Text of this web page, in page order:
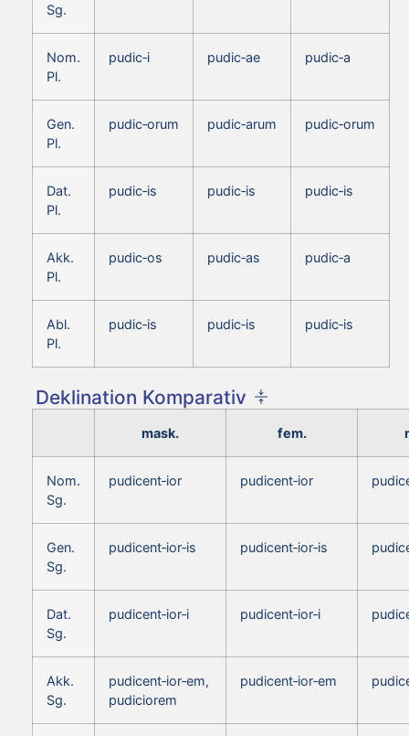
Sg.
Nom.
Pl.
pudic‑i pudic‑ae pudic‑a
Gen.
Pl.
pudic‑orum pudic‑arum pudic‑orum
Dat.
Pl.
pudic‑is pudic‑is pudic‑is
Akk.
Pl.
pudic‑os pudic‑as pudic‑a
Abl.
Pl.
pudic‑is pudic‑is pudic‑is
Deklination Komparativ
mask. fem.
Nom.
Sg.
pudicent‑ior pudicent‑ior
Gen.
Sg.
pudicent‑ior‑is pudicent‑ior‑is
Dat.
Sg.
pudicent‑ior‑i pudicent‑ior‑i
Akk.
Sg.
pudicent‑ior‑em,
pudiciorem
pudicent‑ior‑em